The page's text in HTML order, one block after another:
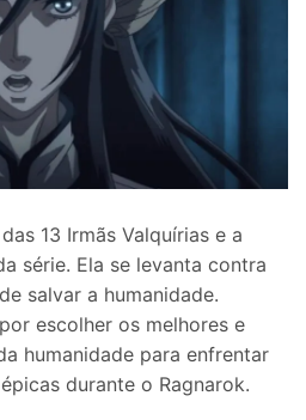
13 Irmãs Valquírias e a
série. Ela se levanta contra
salvar a humanidade.
escolher os melhores e
humanidade para enfrentar
durante o Ragnarok.